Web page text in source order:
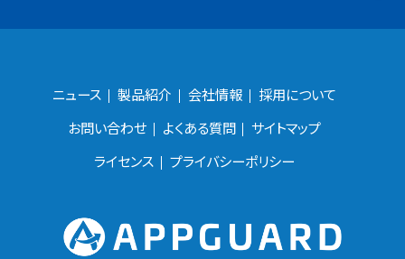
ニュース 製品紹介 会社情報 採用について
お問い合わせ よくある質問 サイトマップ
ライセンス プライバシーポリシー